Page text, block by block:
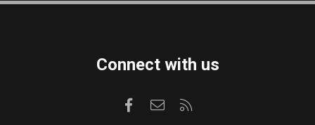
S
Connect with us
FacebookKontaktirajte nas